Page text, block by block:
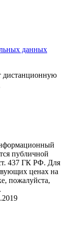
данных
дистанционную
публичной
437 ГК РФ. Для
ценах на
пожалуйста,
.